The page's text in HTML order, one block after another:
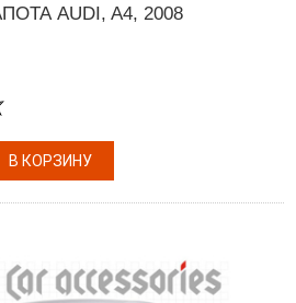
AUDI, A4, 2008